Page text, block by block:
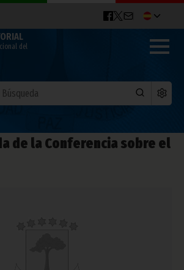
del
de la Conferencia sobre el